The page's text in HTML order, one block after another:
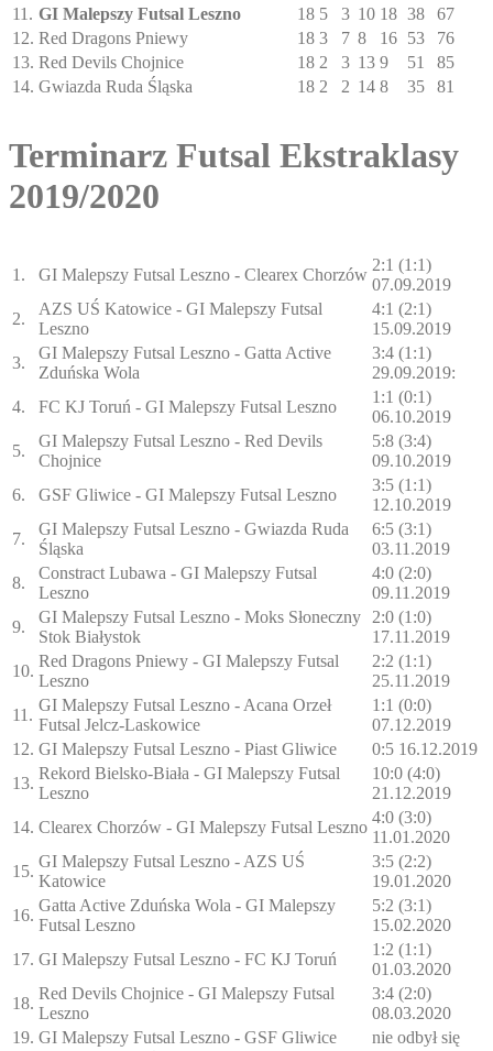
11. GI Malepszy Futsal Leszno 18 5 3 10 18 38
67
12. Red Dragons Pniewy 18 3 7 8 16 53
76
13. Red Devils Chojnice 18 2 3 13 9 51
85
14. Gwiazda Ruda Śląska 18 2 2 14 8 35 81
Terminarz Futsal Ekstraklasy
2019/2020
1. GI Malepszy Futsal Leszno - Clearex Chorzów
2:1 (1:1)
07.09.2019
2.
AZS UŚ Katowice - GI Malepszy Futsal
Leszno
4:1 (2:1)
15.09.2019
3.
GI Malepszy Futsal Leszno - Gatta Active
Zduńska Wola
3:4 (1:1)
29.09.2019:
4.
FC KJ Toruń - GI Malepszy Futsal Leszno
1:1 (0:1)
06.10.2019
5.
GI Malepszy Futsal Leszno - Red Devils
Chojnice
5:8 (3:4)
09.10.2019
6.
GSF Gliwice - GI Malepszy Futsal Leszno
3:5 (1:1)
12.10.2019
7.
GI Malepszy Futsal Leszno - Gwiazda Ruda
Śląska
6:5 (3:1)
03.11.2019
8.
Constract Lubawa - GI Malepszy Futsal
Leszno
4:0 (2:0)
09.11.2019
9.
GI Malepszy Futsal Leszno - Moks Słoneczny
Stok Białystok
2:0 (1:0)
17.11.2019
10.
Red Dragons Pniewy - GI Malepszy Futsal
Leszno
2:2 (1:1)
25.11.2019
11.
GI Malepszy Futsal Leszno - Acana Orzeł
Futsal Jelcz-Laskowice
1:1 (0:0)
07.12.2019
12. GI Malepszy Futsal Leszno - Piast Gliwice
0:5 16.12.2019
13.
Rekord Bielsko-Biała - GI Malepszy Futsal
Leszno
10:0 (4:0)
21.12.2019
14. Clearex Chorzów - GI Malepszy Futsal Leszno
4:0 (3:0)
11.01.2020
15.
GI Malepszy Futsal Leszno - AZS UŚ
Katowice
3:5 (2:2)
19.01.2020
16.
Gatta Active Zduńska Wola - GI Malepszy
Futsal Leszno
5:2 (3:1)
15.02.2020
17. GI Malepszy Futsal Leszno - FC KJ Toruń
1:2 (1:1)
01.03.2020
18.
Red Devils Chojnice - GI Malepszy Futsal
Leszno
3:4 (2:0)
08.03.2020
19. GI Malepszy Futsal Leszno - GSF Gliwice
nie odbył się